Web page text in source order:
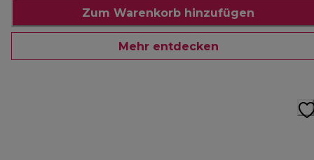
Zum Warenkorb hinzufügen
Mehr entdecken